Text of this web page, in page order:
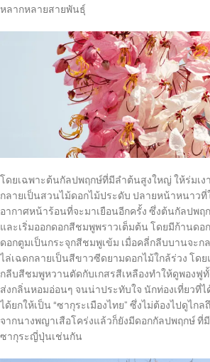
หลากหลายสายพันธุ์
โดยเฉพาะต้นกัลปพฤกษ์ที่มีลำต้นสูงใหญ่ ให้ร่มเง
กลายเป็นสวนไม้ดอกไม้ประดับ ปลายหน้าหนาว
อากาศหน้าร้อนที่จะมาเยือนอีกครั้ง ซึ่งต้นกัลปพฤ
และเริ่มออกดอกสีชมพูพราวเต็มต้น โดยมีก้านดอ
ดอกตูมเป็นกระจุกสีชมพูเข้ม เมื่อคลี่กลีบบานจะก
ไล่เฉดกลายเป็นสีขาวซีดยามดอกไม้ใกล้ร่วง โด
กลีบสีชมพูหวานตัดกับเกสรสีเหลืองทำให้ดูพองฟูทั้
ส่งกลิ่นหอมอ่อนๆ จนน่าประทับใจ นักท่องเที่ยวที่
ได้ยกให้เป็น “ซากุระเมืองไทย” ซึ่งไม่ต้องไปดูไก
จากนางพญาเสือโคร่งแล้วก็ยังมีดอกกัลปพฤกษ์ ที่
ซากุระญี่ปุ่นเช่นกัน